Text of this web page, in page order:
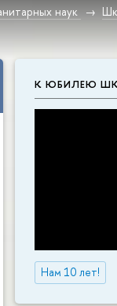
наук
К ЮБИЛЕЮ
Нам 10 лет!